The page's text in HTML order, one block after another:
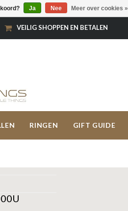
VEILIG SHOPPEN EN BETALEN
RINGEN GIFT GUIDE
Ja Nee Meer over cookies »